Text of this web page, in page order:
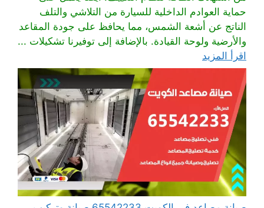
حماية العوادم الداخلية للسيارة من التلاشي والتلف
الناتج عن أشعة الشمس، مما يحافظ على جودة المقاعد
والأرضية ولوحة القيادة. بالإضافة إلى توفيرنا تشكيلات ...
اقرأ المزيد